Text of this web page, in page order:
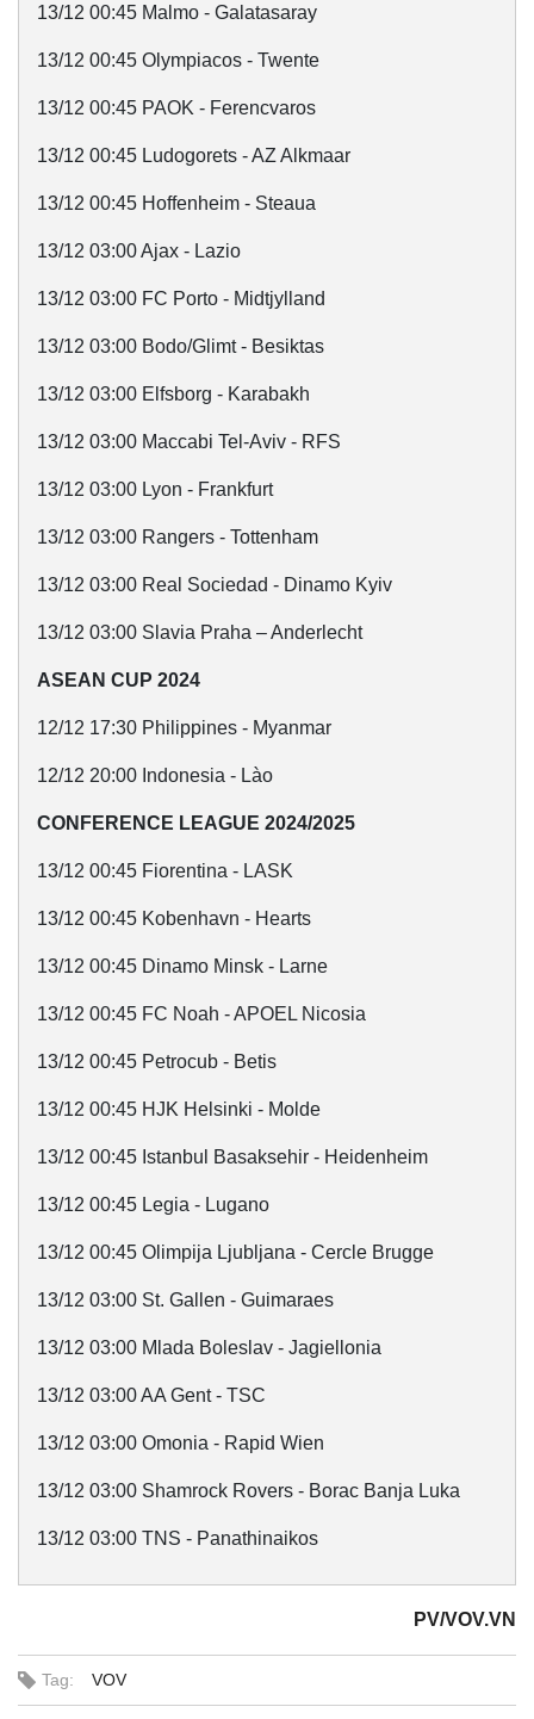
Thế giới
Cuộc sống đó đây
Multimedia
Infographic
13/12 00:45 Malmo - Galatasaray
13/12 00:45 Olympiacos - Twente
13/12 00:45 PAOK - Ferencvaros
13/12 00:45 Ludogorets - AZ Alkmaar
13/12 00:45 Hoffenheim - Steaua
13/12 03:00 Ajax - Lazio
13/12 03:00 FC Porto - Midtjylland
13/12 03:00 Bodo/Glimt - Besiktas
13/12 03:00 Elfsborg - Karabakh
13/12 03:00 Maccabi Tel-Aviv - RFS
13/12 03:00 Lyon - Frankfurt
13/12 03:00 Rangers - Tottenham
13/12 03:00 Real Sociedad - Dinamo Kyiv
13/12 03:00 Slavia Praha – Anderlecht
ASEAN CUP 2024
12/12 17:30 Philippines - Myanmar
12/12 20:00 Indonesia - Lào
CONFERENCE LEAGUE 2024/2025
13/12 00:45 Fiorentina - LASK
13/12 00:45 Kobenhavn - Hearts
13/12 00:45 Dinamo Minsk - Larne
13/12 00:45 FC Noah - APOEL Nicosia
13/12 00:45 Petrocub - Betis
13/12 00:45 HJK Helsinki - Molde
13/12 00:45 Istanbul Basaksehir - Heidenheim
13/12 00:45 Legia - Lugano
13/12 00:45 Olimpija Ljubljana - Cercle Brugge
13/12 03:00 St. Gallen - Guimaraes
13/12 03:00 Mlada Boleslav - Jagiellonia
13/12 03:00 AA Gent - TSC
13/12 03:00 Omonia - Rapid Wien
13/12 03:00 Shamrock Rovers - Borac Banja Luka
13/12 03:00 TNS - Panathinaikos
PV/VOV.VN
Tag: VOV